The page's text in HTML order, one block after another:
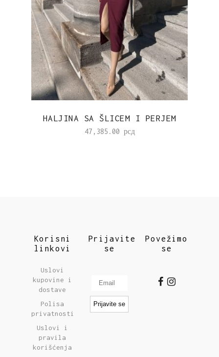
HALJINA SA ŠLICEM I PERJEM
47,385.00 рсд
Korisni
linkovi
Uslovi
kupovine i
dostave
Polisa
privatnosti
Uslovi i
pravila
korišćenja
Prijavite
se
Povežimo
se